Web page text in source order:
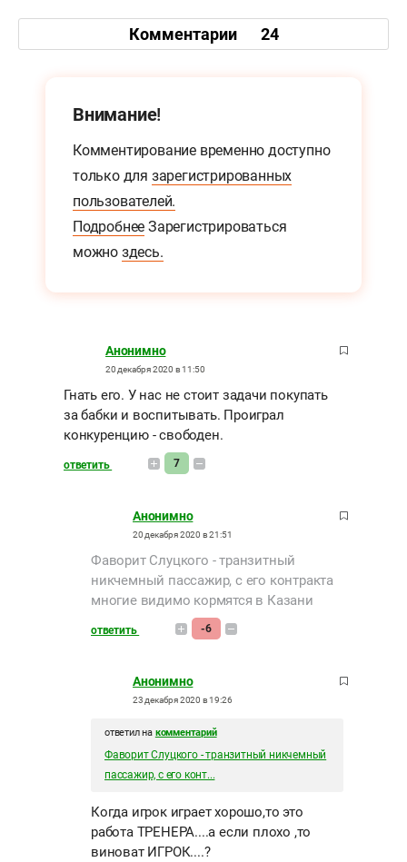
Комментарии 24
Внимание!
Комментирование временно доступно
только для зарегистрированных
пользователей.
Подробнее Зарегистрироваться
можно здесь.
Анонимно
20 декабря 2020 в 11:50
Гнать его. У нас не стоит задачи покупать
за бабки и воспитывать. Проиграл
конкуренцию - свободен.
ответить 7
Анонимно
20 декабря 2020 в 21:51
Фаворит Слуцкого - транзитный
никчемный пассажир, с его контракта
многие видимо кормятся в Казани
ответить -6
Анонимно
23 декабря 2020 в 19:26
ответил на комментарий
Фаворит Слуцкого - транзитный никчемный
пассажир, с его конт...
Когда игрок играет хорошо,то это
работа ТРЕНЕРА....а если плохо ,то
виноват ИГРОК....?